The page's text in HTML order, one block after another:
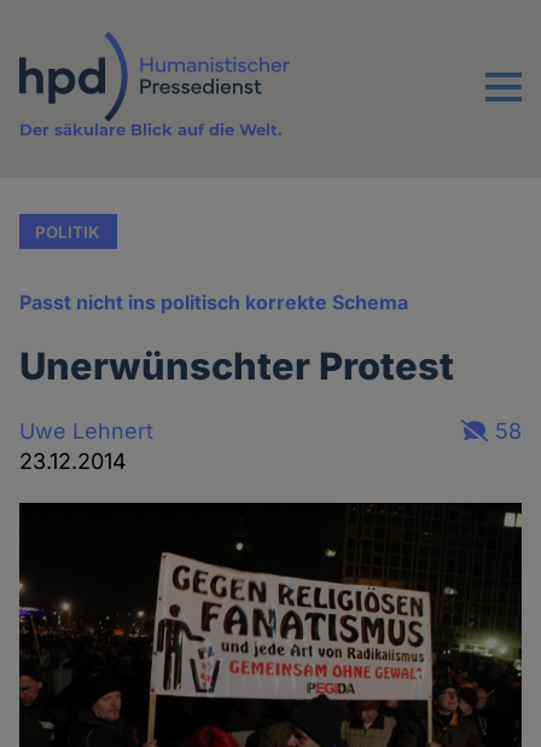
Inhalt
Menu
Der säkulare Blick auf die Welt.
POLITIK
Passt nicht ins politisch korrekte Schema
Unerwünschter Protest
Uwe Lehnert
23.12.2014
58